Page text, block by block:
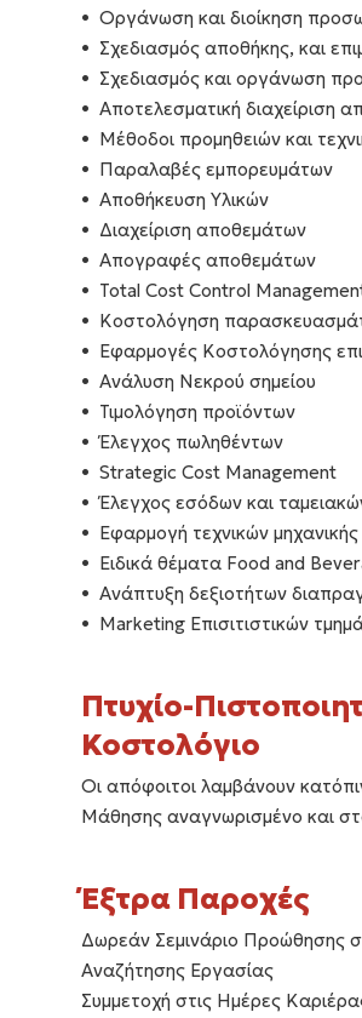
Οργάνωση και διοίκηση
Σχεδιασμός αποθήκης, και
Σχεδιασμός και οργάνωση
Αποτελεσματική διαχείριση
Μέθοδοι προμηθειών και
Παραλαβές εμπορευμάτων
Αποθήκευση Υλικών
Διαχείριση αποθεμάτων
Απογραφές αποθεμάτων
Total Cost Control
Κοστολόγηση
Εφαρμογές Κοστολόγησης
Ανάλυση Νεκρού σημείου
Τιμολόγηση προϊόντων
Έλεγχος πωληθέντων
Strategic Cost Management
Έλεγχος εσόδων και
Εφαρμογή τεχνικών μηχανικής
Ειδικά θέματα Food and
Ανάπτυξη δεξιοτήτων
Marketing Επισιτιστικών
Πτυχίο-
Κοστολόγιο
Οι απόφοιτοι λαμβάνουν
Μάθησης αναγνωρισμένο και
Έξτρα Παροχές
Δωρεάν Σεμινάριο Προώθησης
Αναζήτησης Εργασίας
Συμμετοχή στις Ημέρες